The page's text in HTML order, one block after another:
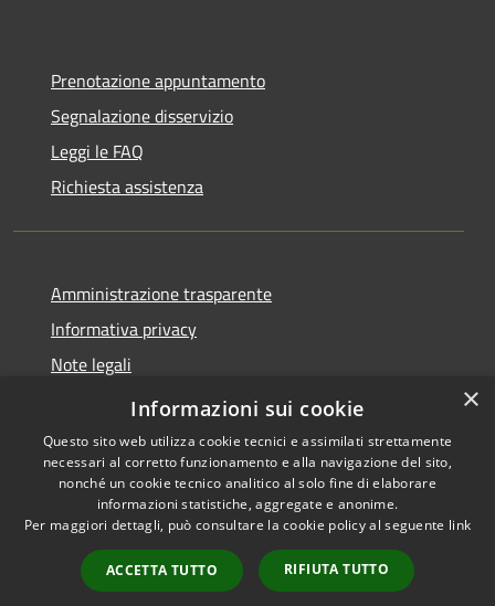
Prenotazione appuntamento
Segnalazione disservizio
Leggi le FAQ
Richiesta assistenza
Amministrazione trasparente
Informativa privacy
Note legali
Dichiarazione di accessibilità
Accessibilità
Copyright © 2026 • Comune di
Ploaghe • Powered by
Municipium•
Accesso
redazione
×
Informazioni sui cookie
Questo sito web utilizza cookie tecnici e assimilati strettamente
necessari al corretto funzionamento e alla navigazione del sito,
nonché un cookie tecnico analitico al solo fine di elaborare
informazioni statistiche, aggregate e anonime.
Per maggiori dettagli, può consultare la cookie policy al seguente link
ACCETTA TUTTO RIFIUTA TUTTO